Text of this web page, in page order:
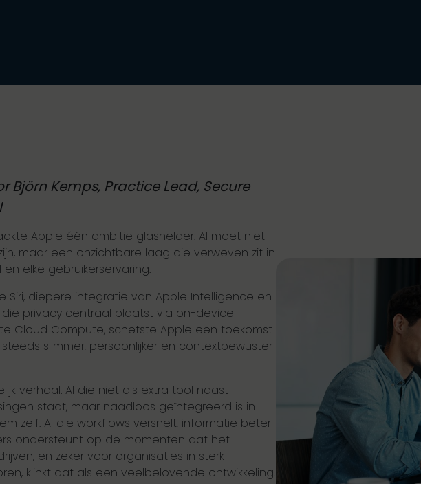
Björn Kemps, Practice Lead, Secure
Apple één ambitie glashelder: AI moet niet
maar een onzichtbare laag die verweven zit in
elke gebruikerservaring.
Siri, diepere integratie van Apple Intelligence en
privacy centraal plaatst via on-device
Cloud Compute, schetste Apple een toekomst
slimmer, persoonlijker en contextbewuster
verhaal. AI die niet als extra tool naast
staat, maar naadloos geïntegreerd is in
zelf. AI die workflows versnelt, informatie beter
ondersteunt op de momenten dat het
en zeker voor organisaties in sterk
klinkt dat als een veelbelovende ontwikkeling.